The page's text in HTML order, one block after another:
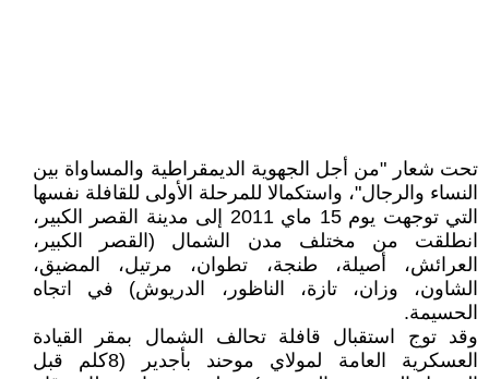
تحت شعار "من أجل الجهوية الديمقراطية والمساواة بين
النساء والرجال"، واستكمالا للمرحلة الأولى للقافلة نفسها
التي توجهت يوم 15 ماي 2011 إلى مدينة القصر الكبير،
انطلقت من مختلف مدن الشمال (القصر الكبير،
العرائش، أصيلة، طنجة، تطوان، مرتيل، المضيق،
الشاون، وزان، تازة، الناظور، الدريوش) في اتجاه
الحسيمة.
وقد توج استقبال قافلة تحالف الشمال بمقر القيادة
العسكرية العامة لمولاي موحند بأجدير (8كلم قبل